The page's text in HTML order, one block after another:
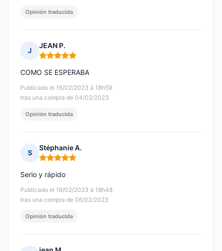
Opinión traducida
J
JEAN P.
Nota: 5 de 5
Publicado el 16/02/2023 à 18h59
tras una compra de 04/02/2023
COMO SE ESPERABA
Opinión traducida
S
Stéphanie A.
Nota: 5 de 5
Publicado el 16/02/2023 à 18h48
tras una compra de 06/02/2023
Serio y rápido
Opinión traducida